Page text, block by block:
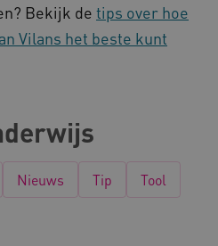
Bekijk de tips over hoe
Vilans het beste kunt
Nieuws Tip
Tool